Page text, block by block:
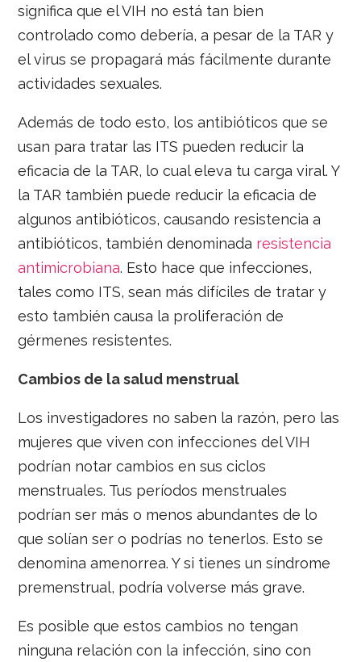
significa que el VIH no está tan bien
controlado como debería, a pesar de la TAR y
el virus se propagará más fácilmente durante
actividades sexuales.
Además de todo esto, los antibióticos que se
usan para tratar las ITS pueden reducir la
eficacia de la TAR, lo cual eleva tu carga viral. Y
la TAR también puede reducir la eficacia de
algunos antibióticos, causando resistencia a
antibióticos, también denominada resistencia
antimicrobiana. Esto hace que infecciones,
tales como ITS, sean más difíciles de tratar y
esto también causa la proliferación de
gérmenes resistentes.
Cambios de la salud menstrual
Los investigadores no saben la razón, pero las
mujeres que viven con infecciones del VIH
podrían notar cambios en sus ciclos
menstruales. Tus períodos menstruales
podrían ser más o menos abundantes de lo
que solían ser o podrías no tenerlos. Esto se
denomina amenorrea. Y si tienes un síndrome
premenstrual, podría volverse más grave.
Es posible que estos cambios no tengan
ninguna relación con la infección, sino con